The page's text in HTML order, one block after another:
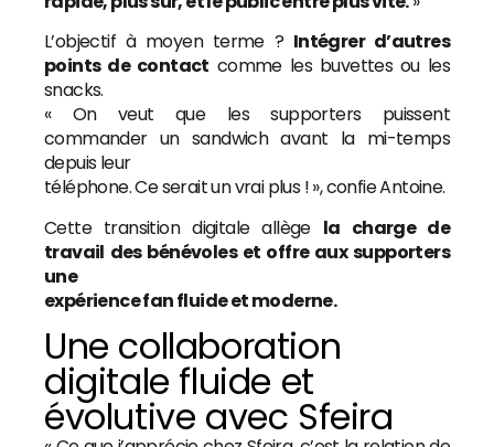
L’objectif à moyen terme ? Intégrer d’autres
points de contact comme les buvettes ou les
snacks.
« On veut que les supporters puissent
commander un sandwich avant la mi-temps
depuis leur
téléphone. Ce serait un vrai plus ! », confie Antoine.
Cette transition digitale allège la charge de
travail des bénévoles et offre aux supporters
une
expérience fan fluide et moderne.
Une collaboration
digitale fluide et
évolutive avec Sfeira